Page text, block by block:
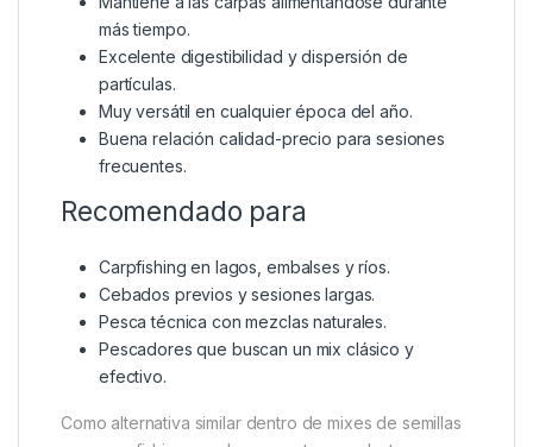
más tiempo.
Excelente digestibilidad y dispersión de
partículas.
Muy versátil en cualquier época del año.
Buena relación calidad-precio para sesiones
frecuentes.
Recomendado para
Carpfishing en lagos, embalses y ríos.
Cebados previos y sesiones largas.
Pesca técnica con mezclas naturales.
Pescadores que buscan un mix clásico y
efectivo.
Como alternativa similar dentro de mixes de semillas